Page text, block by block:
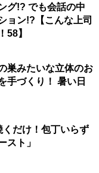
グ!? でも会話の中
ョン!?【こんな上司
58】
巣みたいな立体のお
手づくり！ 暑い日
くだけ！包丁いらず
スト」